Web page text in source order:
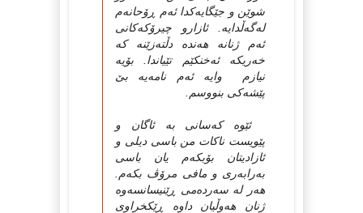
شوێن و جێگایه‌کدا ئه‌م ڕۆحانه‌م
له‌گه‌ڵدایه‌. ئازارو چیرۆکه‌کانی
ئه‌م ژنانه‌ هه‌نده‌ دڵته‌زێنه‌ که‌
خه‌ریکه‌ ئه‌خنکێم تێیاندا. بۆیه‌
نیازم وایه‌ ئه‌م نامه‌یه‌ بێ
پێشه‌کی بنووسم.
ئێوه‌ که‌سانی به‌ ئاگان و
پێویست ناکات من باسی دیلی و
ئازادیتان بۆبکه‌م یان باسی
به‌رابه‌ری و مافی مرۆڤ بکه‌م.
هه‌ر له‌ سه‌رده‌می ڕێنیسانسه‌وه‌
ژنان هه‌وڵیان داوه‌ ڕێکخراوی